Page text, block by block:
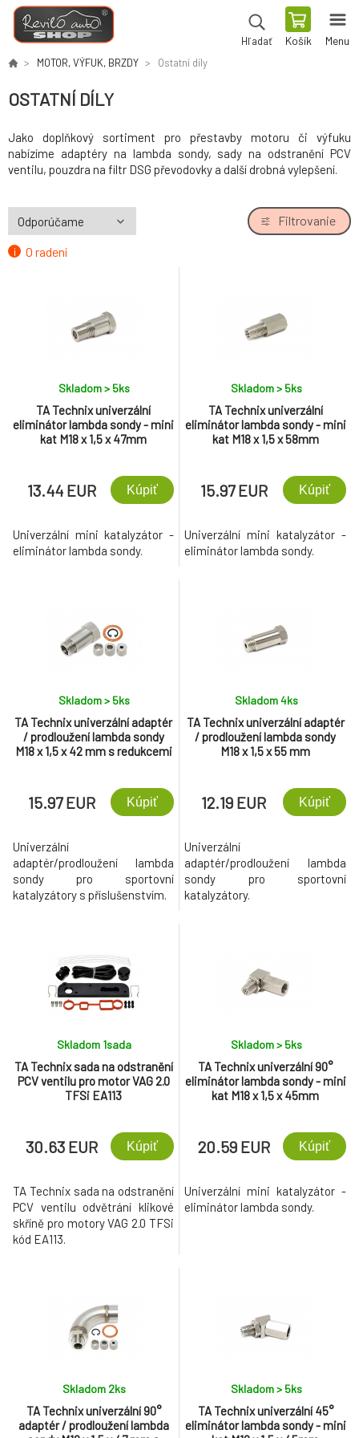
Hľadať Košík Menu
MOTOR, VÝFUK, BRZDY Ostatní díly
OSTATNÍ DÍLY
Jako doplňkový sortiment pro přestavby motoru či výfuku
nabízíme adaptéry na lambda sondy, sady na odstranění PCV
ventilu, pouzdra na filtr DSG převodovky a další drobná vylepšení.
O radení
Filtrovanie
TA Technix univerzální
eliminátor lambda sondy - mini
kat M18 x 1,5 x 47mm
Skladom > 5ks
13.44 EUR Kúpiť
Univerzální mini katalyzátor -
eliminátor lambda sondy.
TA Technix univerzální
eliminátor lambda sondy - mini
kat M18 x 1,5 x 58mm
Skladom > 5ks
15.97 EUR Kúpiť
Univerzální mini katalyzátor -
eliminátor lambda sondy.
TA Technix univerzální adaptér
/ prodloužení lambda sondy
M18 x 1,5 x 42 mm s redukcemi
Skladom > 5ks
15.97 EUR Kúpiť
Univerzální
adaptér/prodloužení lambda
sondy pro sportovní
katalyzátory s příslušenstvím.
TA Technix univerzální adaptér
/ prodloužení lambda sondy
M18 x 1,5 x 55 mm
Skladom 4ks
12.19 EUR Kúpiť
Univerzální
adaptér/prodloužení lambda
sondy pro sportovní
katalyzátory.
TA Technix sada na odstranění
PCV ventilu pro motor VAG 2.0
TFSi EA113
Skladom 1sada
30.63 EUR Kúpiť
TA Technix sada na odstranění
PCV ventilu odvětrání klikové
skříně pro motory VAG 2.0 TFSi
kód EA113.
TA Technix univerzální 90°
eliminátor lambda sondy - mini
kat M18 x 1,5 x 45mm
Skladom > 5ks
20.59 EUR Kúpiť
Univerzální mini katalyzátor -
eliminátor lambda sondy.
TA Technix univerzální 90°
adaptér / prodloužení lambda
Skladom 2ks
TA Technix univerzální 45°
eliminátor lambda sondy - mini
Skladom > 5ks